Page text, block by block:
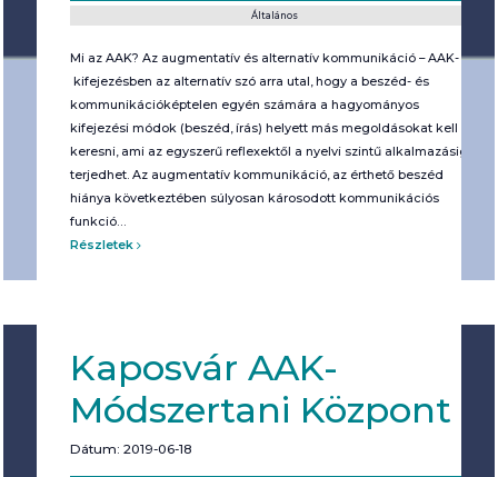
Általános
Mi az AAK? Az augmentatív és alternatív kommunikáció – AAK-
kifejezésben az alternatív szó arra utal, hogy a beszéd- és
kommunikációképtelen egyén számára a hagyományos
kifejezési módok (beszéd, írás) helyett más megoldásokat kell
keresni, ami az egyszerű reflexektől a nyelvi szintű alkalmazásig
terjedhet. Az augmentatív kommunikáció, az érthető beszéd
hiánya következtében súlyosan károsodott kommunikációs
funkció…
Részletek
Kaposvár AAK-
Módszertani Központ
Dátum: 2019-06-18